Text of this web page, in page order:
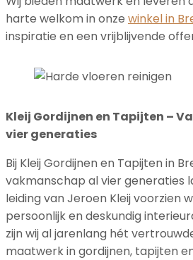
harte welkom in onze winkel in
inspiratie en een vrijblijvende
Kleij Gordijnen en Tapijten –
vier generaties
Bij Kleij Gordijnen en Tapijten in
vakmanschap al vier generaties
leiding van Jeroen Kleij voorzien
persoonlijk en deskundig
zijn wij al jarenlang hét
maatwerk in gordijnen, tapijten